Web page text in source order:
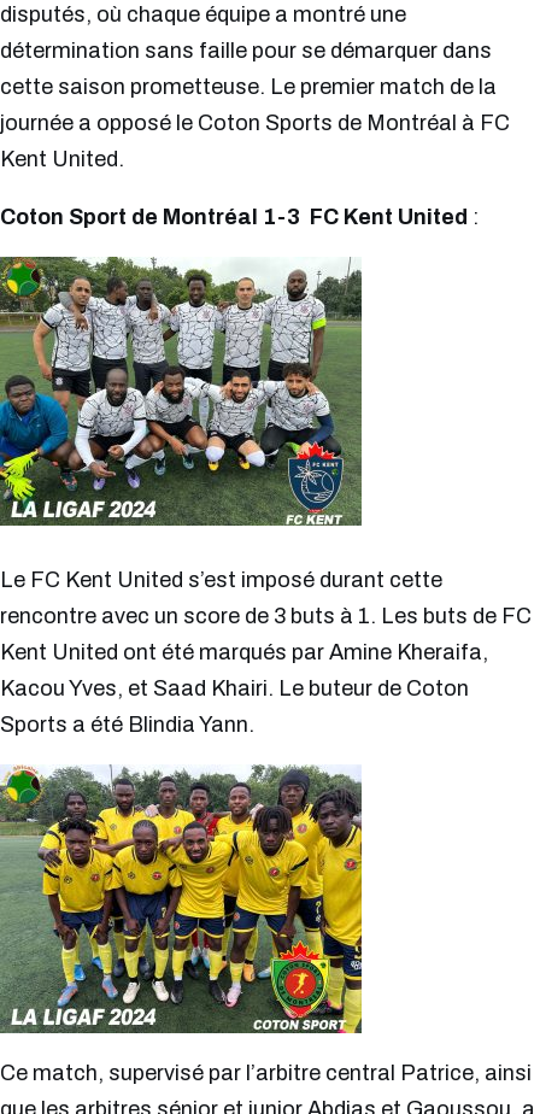
disputés, où chaque équipe a montré une
détermination sans faille pour se démarquer dans
cette saison prometteuse. Le premier match de la
journée a opposé le Coton Sports de Montréal à FC
Kent United.
Coton Sport de Montréal 1-3 FC Kent United :
Le FC Kent United s’est imposé durant cette
rencontre avec un score de 3 buts à 1. Les buts de FC
Kent United ont été marqués par Amine Kheraifa,
Kacou Yves, et Saad Khairi. Le buteur de Coton
Sports a été Blindia Yann.
Ce match, supervisé par l’arbitre central Patrice, ainsi
que les arbitres sénior et junior Abdias et Gaoussou, a